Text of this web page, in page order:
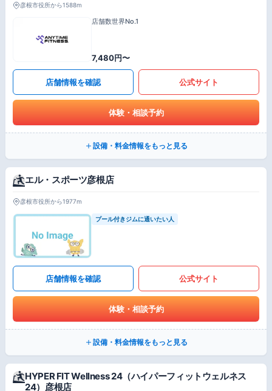
彦根市役所から1588m
店舗数世界No.1
7,480円〜
店舗情報を確認 公式サイト
体験・相談予約
設備・料金情報をもっと見る
エル・スポーツ彦根店
彦根市役所から1977m
プール付きジムに通いたい人
店舗情報を確認 公式サイト
体験・相談予約
設備・料金情報をもっと見る
HYPER FIT Wellness 24（ハイパーフィットウェルネス
24）彦根店